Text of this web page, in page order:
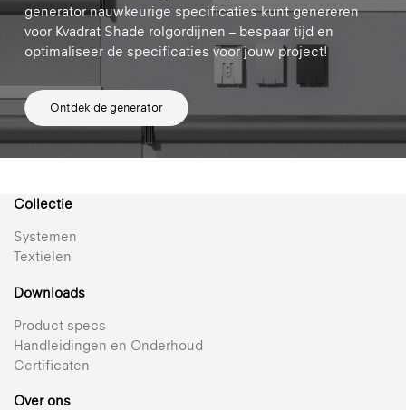
generator nauwkeurige specificaties kunt genereren
voor Kvadrat Shade rolgordijnen – bespaar tijd en
optimaliseer de specificaties voor jouw project!
Ontdek de generator
Collectie
Systemen
Textielen
Downloads
Product specs
Handleidingen en Onderhoud
Certificaten
Over ons